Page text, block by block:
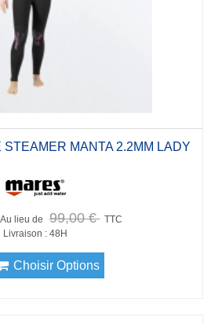
MANTA 2.2MM LADY
Au lieu de 99,00 € TTC
Livraison : 48H
Choisir Options